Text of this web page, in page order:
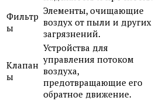
Фильтр
ы
Элементы, очищающие
воздух от пыли и других
загрязнений.
Клапан
ы
Устройства для
управления потоком
воздуха,
предотвращающие его
обратное движение.